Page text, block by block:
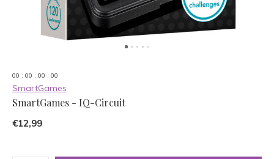
00 : 00 : 00 : 00
SmartGames
SmartGames - IQ-Circuit
€12,99